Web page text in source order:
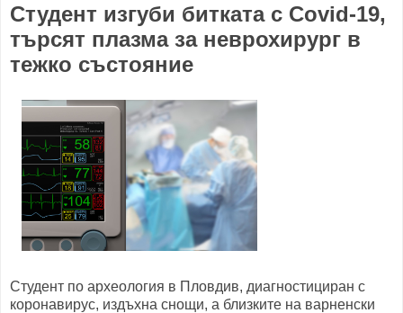
Студент изгуби битката с Covid-19,
търсят плазма за неврохирург в
тежко състояние
Студент по археология в Пловдив, диагностициран с
коронавирус, издъхна снощи, а близките на варненски